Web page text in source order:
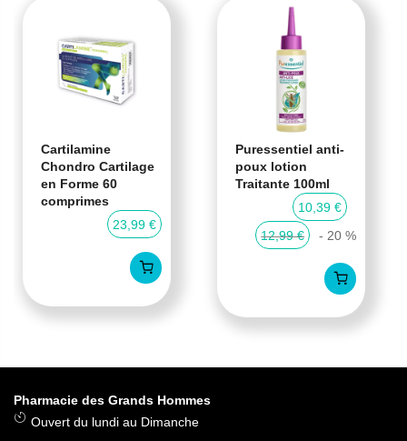
Cartilamine
Chondro Cartilage
en Forme 60
comprimes
23,99 €
Puressentiel anti-
poux lotion
Traitante 100ml
10,39 €
12,99 €
- 20 %
Pharmacie des Grands Hommes
Ouvert du lundi au Dimanche